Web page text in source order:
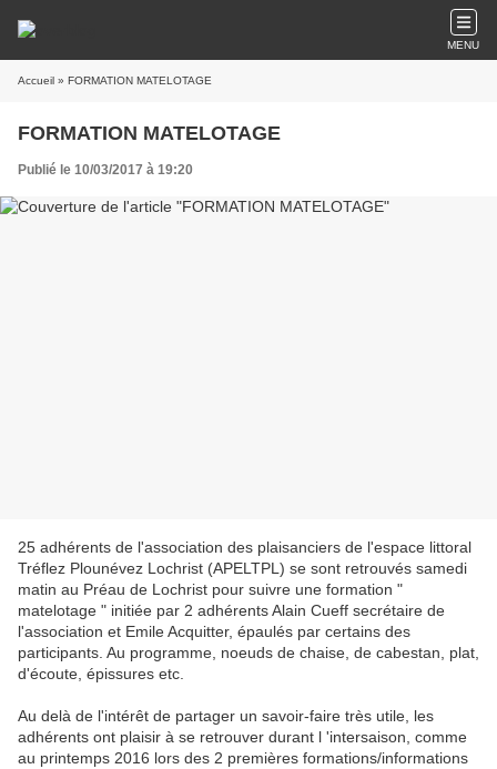
MENU
Accueil » FORMATION MATELOTAGE
FORMATION MATELOTAGE
Publié le 10/03/2017 à 19:20
25 adhérents de l'association des plaisanciers de l'espace littoral
Tréflez Plounévez Lochrist (APELTPL) se sont retrouvés samedi
matin au Préau de Lochrist pour suivre une formation "
matelotage " initiée par 2 adhérents Alain Cueff secrétaire de
l'association et Emile Acquitter, épaulés par certains des
participants. Au programme, noeuds de chaise, de cabestan, plat,
d'écoute, épissures etc.
Au delà de l'intérêt de partager un savoir-faire très utile, les
adhérents ont plaisir à se retrouver durant l 'intersaison, comme
au printemps 2016 lors des 2 premières formations/informations